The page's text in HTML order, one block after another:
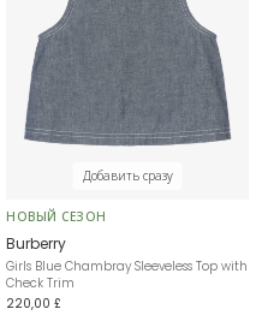
Добавить сразу
НОВЫЙ СЕЗОН
Burberry
Girls Blue Chambray Sleeveless Top with
Check Trim
220,00 £